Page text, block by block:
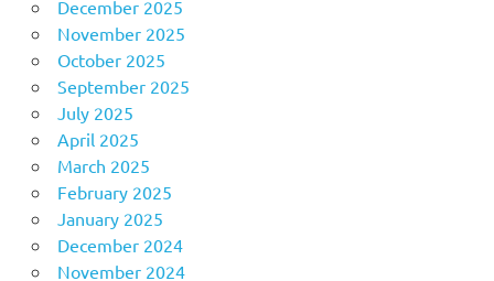
December 2025
November 2025
October 2025
September 2025
July 2025
April 2025
March 2025
February 2025
January 2025
December 2024
November 2024